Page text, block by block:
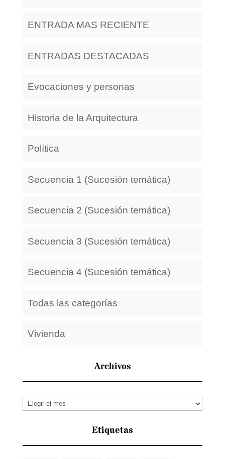
ENTRADA MAS RECIENTE
ENTRADAS DESTACADAS
Evocaciones y personas
Historia de la Arquitectura
Política
Secuencia 1 (Sucesión temática)
Secuencia 2 (Sucesión temática)
Secuencia 3 (Sucesión temática)
Secuencia 4 (Sucesión temática)
Todas las categorías
Vivienda
Archivos
Archivos
Etiquetas